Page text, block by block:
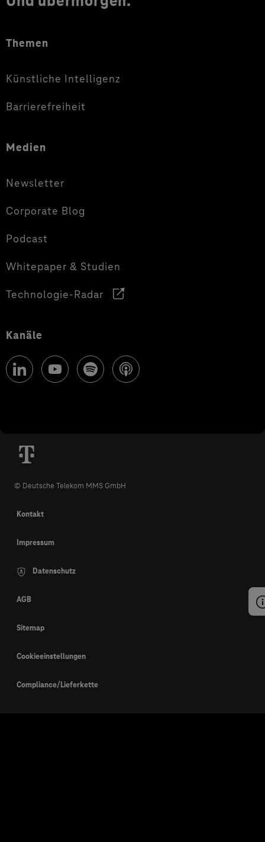
Themen
Künstliche Intelligenz
Barrierefreiheit
Medien
Newsletter
Corporate Blog
Podcast
Whitepaper & Studien
Technologie-Radar
Kanäle
© Deutsche Telekom MMS GmbH
Kontakt
Impressum
Datenschutz
AGB
Sitemap
Cookieeinstellungen
Compliance/Lieferkette